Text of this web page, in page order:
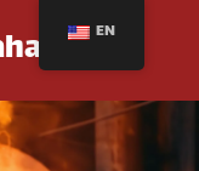
Co.
EN